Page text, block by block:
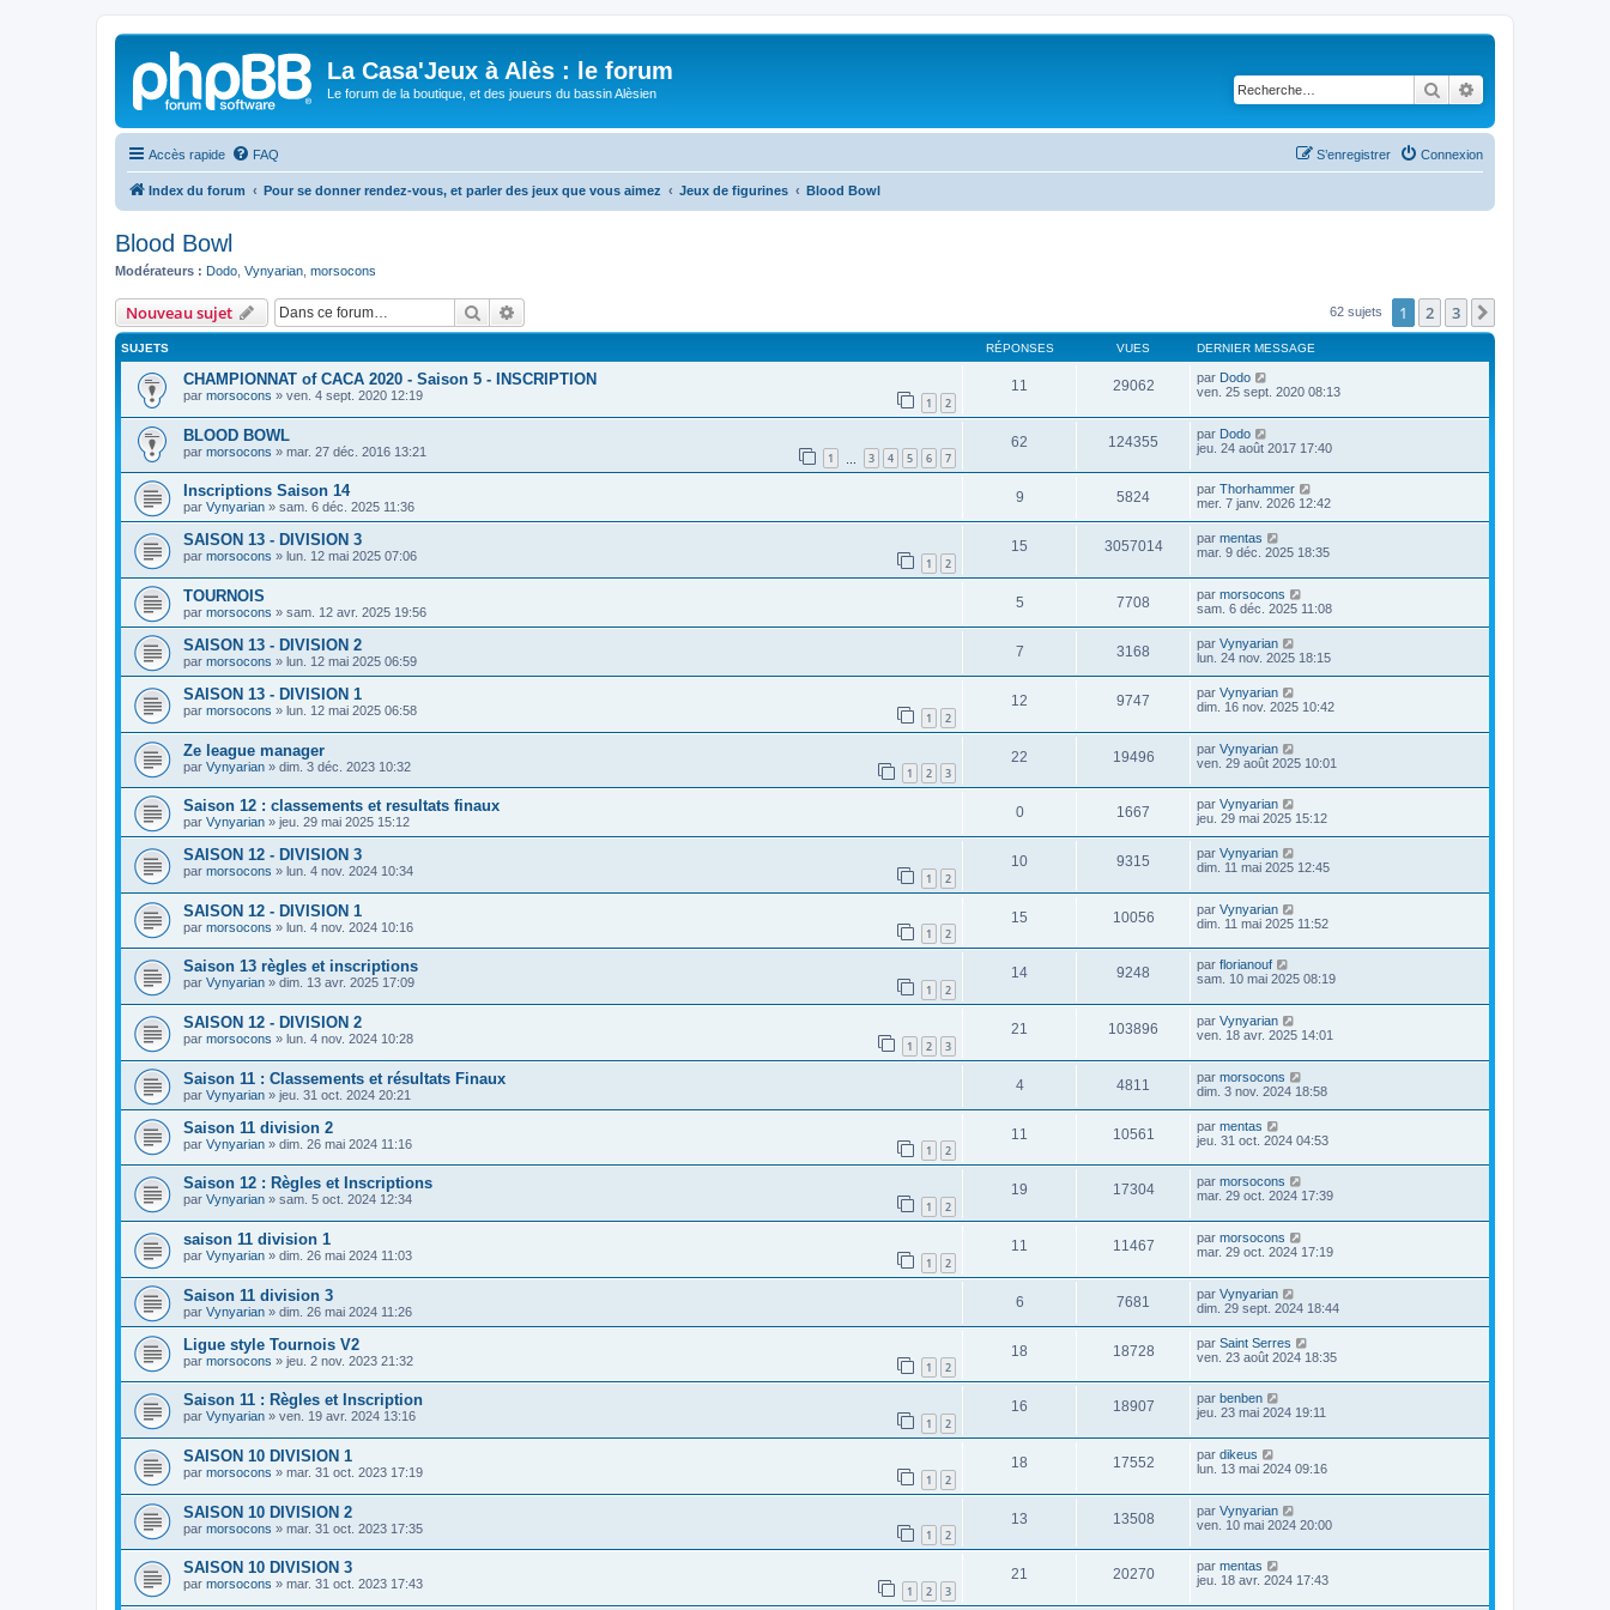
La Casa'Jeux à Alès : le forum
Le forum de la boutique, et des joueurs du bassin Alèsien Rechercher
Accès rapide FAQ Connexion
S’enregistrer
Index du forum Pour se donner rendez-vous, et parler des jeux que vous aimez Jeux de figurines Blood Bowl
Blood Bowl
Modérateurs : Dodo Vynyarian morsocons
Nouveau sujet Rechercher 62 sujets 1 2 3
SUJETS RÉPONSES VUES DERNIER MESSAGE
CHAMPIONNAT of CACA 2020 - Saison 5 - INSCRIPTION
par morsocons » ven. 4 sept. 2020 12:19 1 2
11 29062 par Dodo
ven. 25 sept. 2020 08:13
BLOOD BOWL
par morsocons » mar. 27 déc. 2016 13:21 1 3 4 5 6 7
62 124355 par Dodo
jeu. 24 août 2017 17:40
Inscriptions Saison 14
par Vynyarian » sam. 6 déc. 2025 11:36
9 5824 par Thorhammer
mer. 7 janv. 2026 12:42
SAISON 13 - DIVISION 3
par morsocons » lun. 12 mai 2025 07:06 1 2
15 3057014 par mentas
mar. 9 déc. 2025 18:35
TOURNOIS
par morsocons » sam. 12 avr. 2025 19:56
5 7708 par morsocons
sam. 6 déc. 2025 11:08
SAISON 13 - DIVISION 2
par morsocons » lun. 12 mai 2025 06:59
7 3168 par Vynyarian
lun. 24 nov. 2025 18:15
SAISON 13 - DIVISION 1
par morsocons » lun. 12 mai 2025 06:58 1 2
12 9747 par Vynyarian
dim. 16 nov. 2025 10:42
Ze league manager
par Vynyarian » dim. 3 déc. 2023 10:32 1 2 3
22 19496 par Vynyarian
ven. 29 août 2025 10:01
Saison 12 : classements et resultats finaux
par Vynyarian » jeu. 29 mai 2025 15:12
0 1667 par Vynyarian
jeu. 29 mai 2025 15:12
SAISON 12 - DIVISION 3
par morsocons » lun. 4 nov. 2024 10:34 1 2
10 9315 par Vynyarian
dim. 11 mai 2025 12:45
SAISON 12 - DIVISION 1
par morsocons » lun. 4 nov. 2024 10:16 1 2
15 10056 par Vynyarian
dim. 11 mai 2025 11:52
Saison 13 règles et inscriptions
par Vynyarian » dim. 13 avr. 2025 17:09 1 2
14 9248 par florianouf
sam. 10 mai 2025 08:19
SAISON 12 - DIVISION 2
par morsocons » lun. 4 nov. 2024 10:28 1 2 3
21 103896 par Vynyarian
ven. 18 avr. 2025 14:01
Saison 11 : Classements et résultats Finaux
par Vynyarian » jeu. 31 oct. 2024 20:21
4 4811 par morsocons
dim. 3 nov. 2024 18:58
Saison 11 division 2
par Vynyarian » dim. 26 mai 2024 11:16 1 2
11 10561 par mentas
jeu. 31 oct. 2024 04:53
Saison 12 : Règles et Inscriptions
par Vynyarian » sam. 5 oct. 2024 12:34 1 2
19 17304 par morsocons
mar. 29 oct. 2024 17:39
saison 11 division 1
par Vynyarian » dim. 26 mai 2024 11:03 1 2
11 11467 par morsocons
mar. 29 oct. 2024 17:19
Saison 11 division 3
par Vynyarian » dim. 26 mai 2024 11:26
6 7681 par Vynyarian
dim. 29 sept. 2024 18:44
Ligue style Tournois V2
par morsocons » jeu. 2 nov. 2023 21:32 1 2
18 18728 par Saint Serres
ven. 23 août 2024 18:35
Saison 11 : Règles et Inscription
par Vynyarian » ven. 19 avr. 2024 13:16 1 2
16 18907 par benben
jeu. 23 mai 2024 19:11
SAISON 10 DIVISION 1
par morsocons » mar. 31 oct. 2023 17:19 1 2
18 17552 par dikeus
lun. 13 mai 2024 09:16
SAISON 10 DIVISION 2
par morsocons » mar. 31 oct. 2023 17:35 1 2
13 13508 par Vynyarian
ven. 10 mai 2024 20:00
SAISON 10 DIVISION 3
par morsocons » mar. 31 oct. 2023 17:43 1 2 3
21 20270 par mentas
jeu. 18 avr. 2024 17:43